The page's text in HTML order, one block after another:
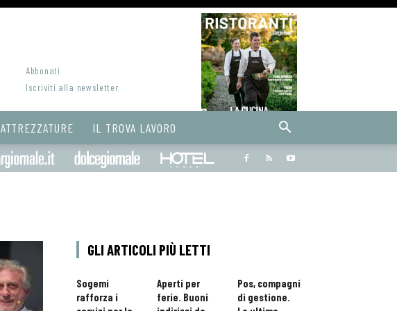
Abbonati
Iscriviti alla newsletter
ATTREZZATURE IL TROVA LAVORO
Bargiornale dolcegiornale
GLI ARTICOLI PIÙ LETTI
Sogemi
rafforza i
Aperti per
ferie. Buoni
Pos, compagni
di gestione.